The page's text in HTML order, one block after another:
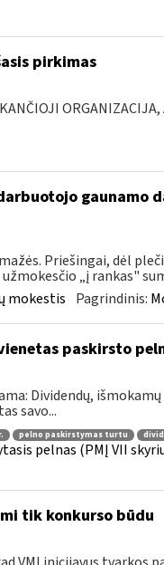
pirkimas
ORGANIZACIJA,
gaunamo
Priešingai, dėl
„į rankas"
mokestis Pagrindinis:
paskirsto
Dividendų,
savo...
pelno paskirstymas turtu
pelnas (PMĮ VII
tik konkurso būdu